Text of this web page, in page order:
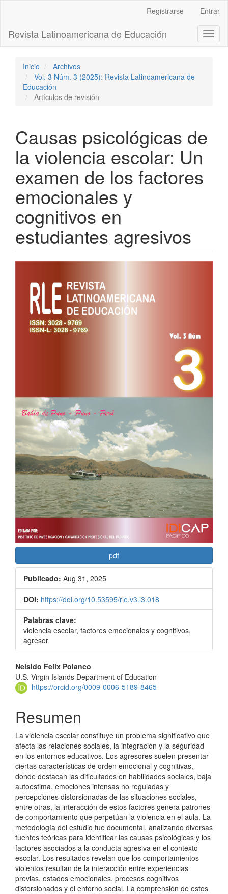
principal
Barra
Registrarse Entrar
Revista Latinoamericana de Educación
Inicio
Archivos
Vol. 3 Núm. 3 (2025): Revista Latinoamericana de
Educación
Artículos de revisión
Causas psicológicas de
la violencia escolar: Un
examen de los factores
emocionales y
cognitivos en
estudiantes agresivos
Barra
lateral
del
artículo
pdf
Publicado: Aug 31, 2025
DOI: https://doi.org/10.53595/rle.v3.i3.018
Palabras clave:
violencia escolar, factores emocionales y cognitivos,
agresor
Contenido
principal
artículo
Nelsido Felix Polanco
U.S. Virgin Islands Department of Education
https://orcid.org/0009-0006-5189-8465
Resumen
La violencia escolar constituye un problema significativo que
afecta las relaciones sociales, la integración y la seguridad
en los entornos educativos. Los agresores suelen presentar
ciertas características de orden emocional y cognitivas,
donde destacan las dificultades en habilidades sociales, baja
autoestima, emociones intensas no reguladas y
percepciones distorsionadas de las situaciones sociales,
entre otras, la interacción de estos factores genera patrones
de comportamiento que perpetúan la violencia en el aula. La
metodología del estudio fue documental, analizando diversas
fuentes teóricas para identificar las causas psicológicas y los
factores asociados a la conducta agresiva en el contexto
escolar. Los resultados revelan que los comportamientos
violentos resultan de la interacción entre experiencias
previas, estados emocionales, procesos cognitivos
distorsionados y el entorno social. La comprensión de estos